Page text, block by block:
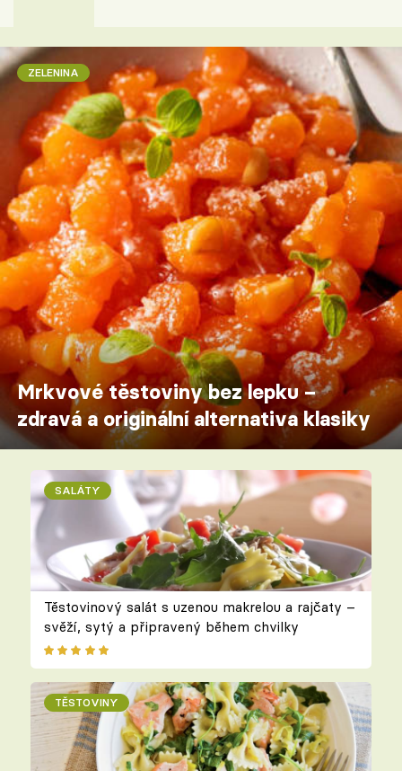
ZELENINA
Mrkvové těstoviny bez lepku –
zdravá a originální alternativa klasiky
SALÁTY
Těstovinový salát s uzenou makrelou a rajčaty –
svěží, sytý a připravený během chvilky
TĚSTOVINY